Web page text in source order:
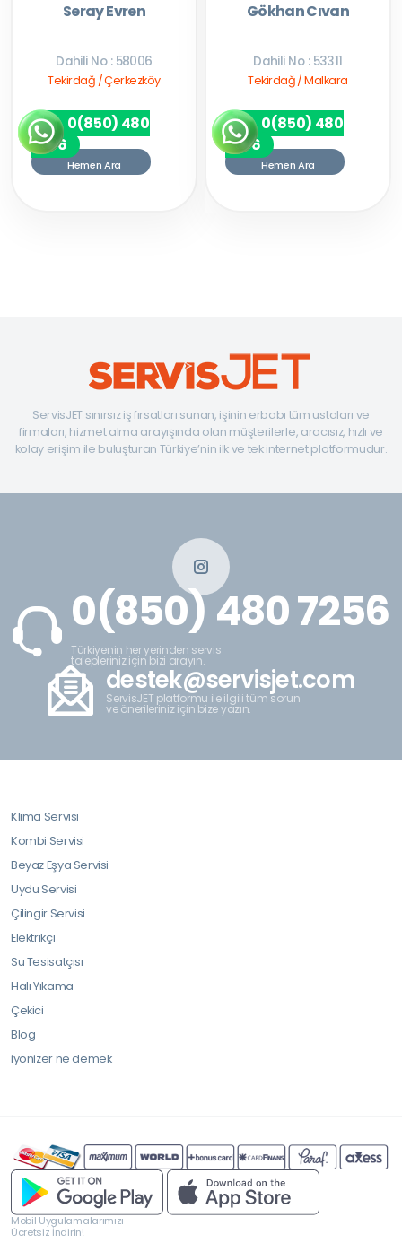
Seray Evren
Dahili No : 58006
Tekirdağ / Çerkezköy
0(850) 480
7256
Hemen Ara
Gökhan Cıvan
Dahili No : 53311
Tekirdağ / Malkara
0(850) 480
7256
Hemen Ara
ServisJET sınırsız iş fırsatları sunan, işinin erbabı tüm ustaları ve
firmaları, hizmet alma arayışında olan müşterilerle, aracısız, hızlı ve
kolay erişim ile buluşturan Türkiye’nin ilk ve tek internet platformudur.
0(850) 480 7256
Türkiyenin her yerinden servis
talepleriniz için bizi arayın.
destek@servisjet.com
ServisJET platformu ile ilgili tüm sorun
ve önerileriniz için bize yazın.
Klima Servisi
Kombi Servisi
Beyaz Eşya Servisi
Uydu Servisi
Çilingir Servisi
Elektrikçi
Su Tesisatçısı
Halı Yıkama
Çekici
Blog
iyonizer ne demek
Mobil Uygulamalarımızı
Ücretsiz İndirin!